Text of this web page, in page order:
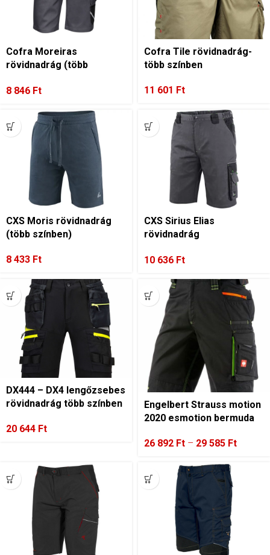
Cofra Moreiras
rövidnadrág (több
8 846 Ft
Cofra Tile rövidnadrág-
több színben
11 601 Ft
CXS Moris rövidnadrág
(több színben)
8 433 Ft
CXS Sirius Elias
rövidnadrág
10 636 Ft
DX444 – DX4 lengőzsebes
rövidnadrág több színben
20 644 Ft
Engelbert Strauss motion
2020 esmotion bermuda
26 892 Ft – 29 585 Ft